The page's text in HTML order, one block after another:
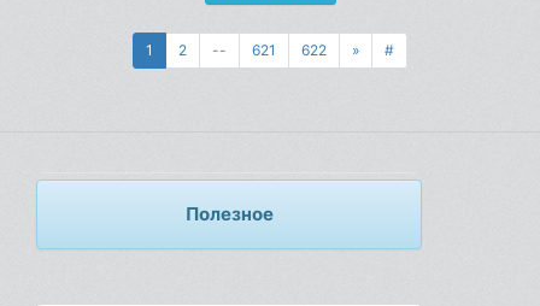
1 2 -- 621 622 » #
Полезное